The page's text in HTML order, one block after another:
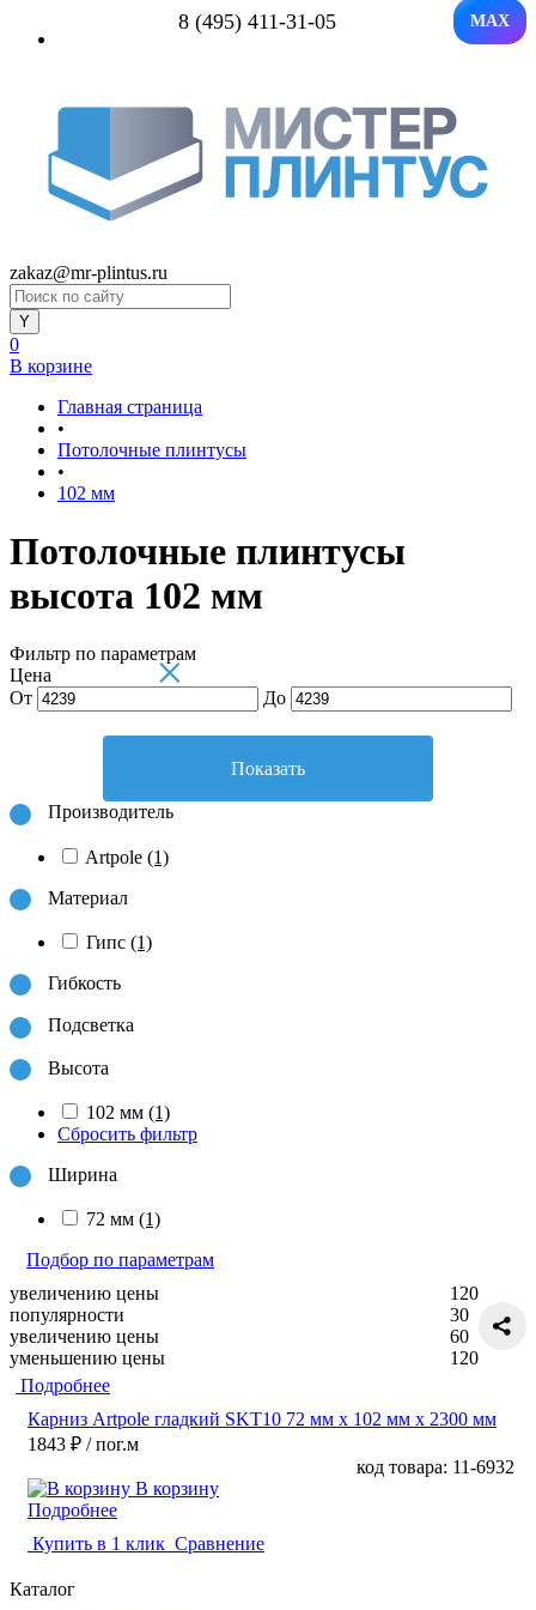
8 (495) 411-31-05 MAX
zakaz@mr-plintus.ru
0
В корзине
Главная страница
•
Потолочные плинтусы
•
102 мм
Потолочные плинтусы
высота 102 мм
Фильтр по параметрам
×
Цена
От
До
Показать
Производитель
Artpole (1)
Материал
Гипс (1)
Гибкость
Подсветка
Высота
102 мм (1)
Сбросить фильтр
Ширина
72 мм (1)
Подбор по параметрам
увеличению цены
популярности
увеличению цены
уменьшению цены
120
30
60
120
Подробнее
Карниз Artpole гладкий SKT10 72 мм х 102 мм х 2300 мм
1843 ₽ / пог.м
код товара: 11-6932
В корзину
Подробнее
Купить в 1 клик Сравнение
Каталог